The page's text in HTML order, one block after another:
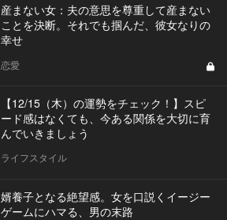
産まない女：夫の意思を尊重して産まない
ことを決断。それでも掴んだ、彼女なりの
幸せ
恋愛
【12/15（木）の運勢をチェック！】スピ
ード感はなくても、今ある関係を大切に育
んでいきましょう
ライフスタイル
婿養子となる絶望感。女を口説くイージー
ゲームにハマる、男の末路